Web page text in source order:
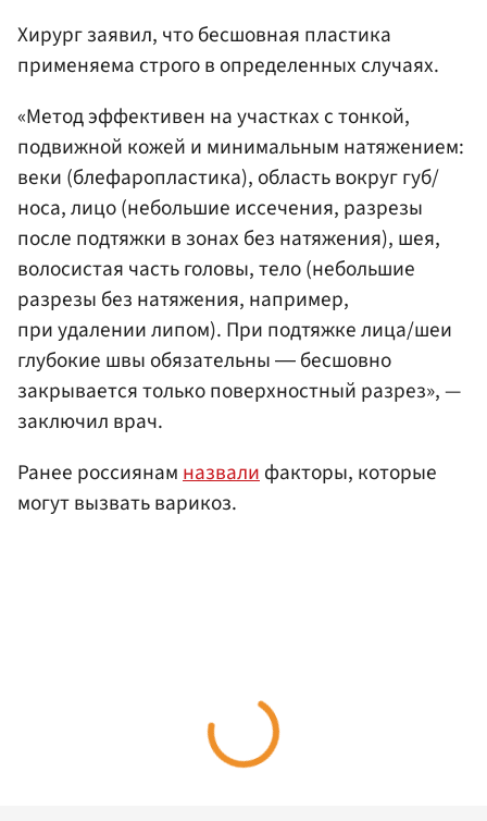
Хирург заявил, что бесшовная пластика
применяема строго в определенных случаях.
«Метод эффективен на участках с тонкой,
подвижной кожей и минимальным натяжением:
веки (блефаропластика), область вокруг губ/
носа, лицо (небольшие иссечения, разрезы
после подтяжки в зонах без натяжения), шея,
волосистая часть головы, тело (небольшие
разрезы без натяжения, например,
при удалении липом). При подтяжке лица/шеи
глубокие швы обязательны ― бесшовно
закрывается только поверхностный разрез», —
заключил врач.
Ранее россиянамназвалифакторы, которые
могут вызвать варикоз.